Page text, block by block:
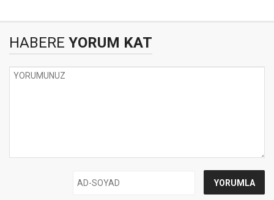
HABERE YORUM KAT